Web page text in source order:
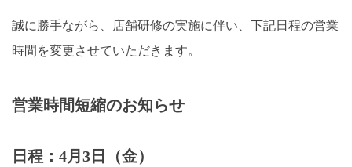
誠に勝手ながら、店舗研修の実施に伴い、下記日程の営業
時間を変更させていただきます。
営業時間短縮のお知らせ
日程：4月3日（金）